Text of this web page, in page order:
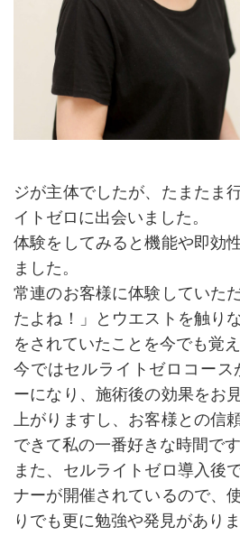
ジが主体でしたが、たまたま
イトゼロに出会いました。
体験をしてみると機能や即効
ました。
常連のお客様に体験していた
たよね！」とウエストを触り
をされていたことを今でも覚え
今ではセルライトゼロコース
ーになり、施術後の効果をお
上がりますし、お客様との信
できて私の一番好きな時間です
また、セルライトゼロ導入後
ナーが開催されているので、
りでも更に勉強や発見がありま